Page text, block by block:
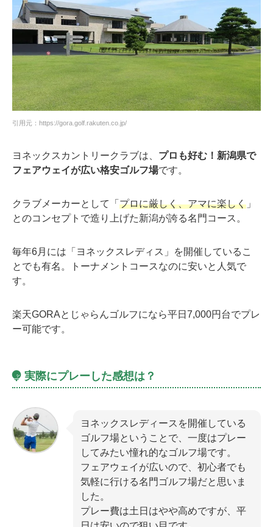
引用元：https://gora.golf.rakuten.co.jp/
ヨネックスカントリークラブは、 プロも好む！新潟県で
フェアウェイが広い格安ゴルフ場です。
クラブメーカーとして「 プロに厳しく、アマに楽しく 」
とのコンセプトで造り上げた新潟が誇る名門コース。
毎年6月には「ヨネックスレディス」を開催しているこ
とでも有名。トーナメントコースなのに安いと人気で
す。
楽天GORAとじゃらんゴルフになら平日7,000円台でプレ
ー可能です。
実際にプレーした感想は？
ヨネックスレディースを開催している
ゴルフ場ということで、一度はプレー
してみたい憧れ的なゴルフ場です。
フェアウェイが広いので、初心者でも
気軽に行ける名門ゴルフ場だと思いま
した。
プレー費は土日はやや高めですが、平